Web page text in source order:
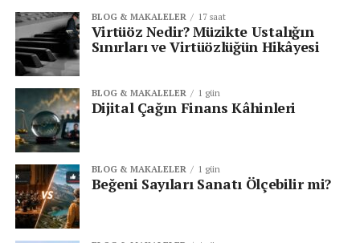
BLOG & MAKALELER 17 saat
Virtüöz Nedir? Müzikte Ustalığın
Sınırları ve Virtüözlüğün Hikâyesi
BLOG & MAKALELER 1 gün
Dijital Çağın Finans Kâhinleri
BLOG & MAKALELER 1 gün
Beğeni Sayıları Sanatı Ölçebilir mi?